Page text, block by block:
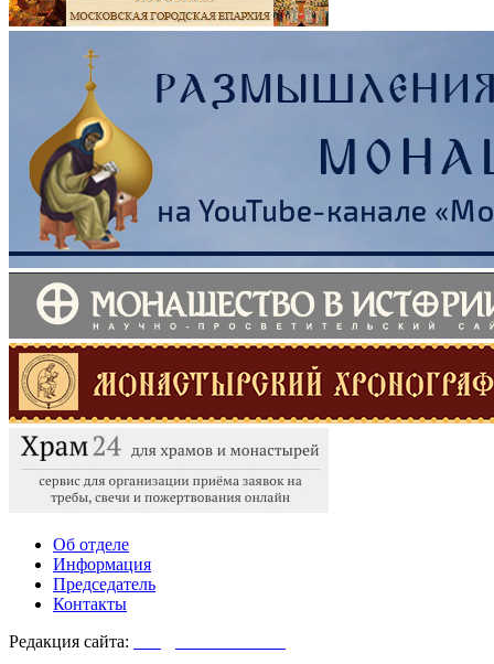
Об отделе
Информация
Председатель
Контакты
Редакция сайта: